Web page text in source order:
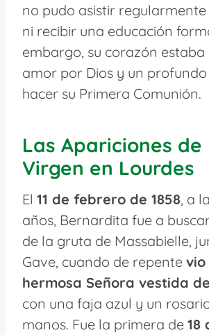
no pudo asistir regularmente
ni recibir una educación
embargo, su corazón estaba
amor por Dios y un
hacer su Primera Comunión.
Las Apariciones de
Virgen en Lourdes
El 11 de febrero de 1858, a
años, Bernardita fue a
de la gruta de Massabielle,
Gave, cuando de repente vio
hermosa Señora vestida
con una faja azul y un
manos. Fue la primera de 18